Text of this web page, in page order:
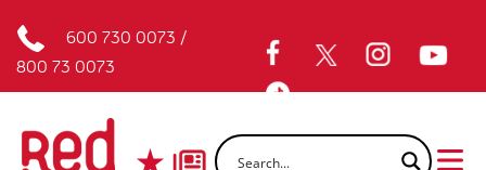
600 730 0073 /
800 73 0073